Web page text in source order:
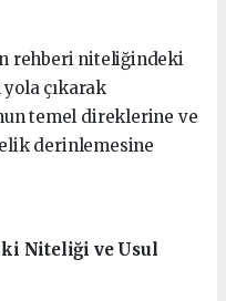
rehberi niteliğindeki
çıkarak
temel direklerine ve
derinlemesine
Niteliği ve Usul